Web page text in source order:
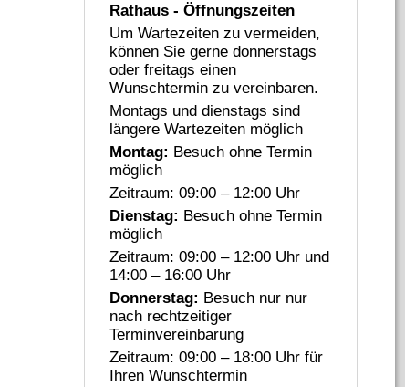
Rathaus - Öffnungszeiten
Um Wartezeiten zu vermeiden,
können Sie gerne donnerstags
oder freitags einen
Wunschtermin zu vereinbaren.
Montags und dienstags sind
längere Wartezeiten möglich
Montag: Besuch ohne Termin
möglich
Zeitraum: 09:00 – 12:00 Uhr
Dienstag: Besuch ohne Termin
möglich
Zeitraum: 09:00 – 12:00 Uhr und
14:00 – 16:00 Uhr
Donnerstag: Besuch nur nur
nach rechtzeitiger
Terminvereinbarung
Zeitraum: 09:00 – 18:00 Uhr für
Ihren Wunschtermin